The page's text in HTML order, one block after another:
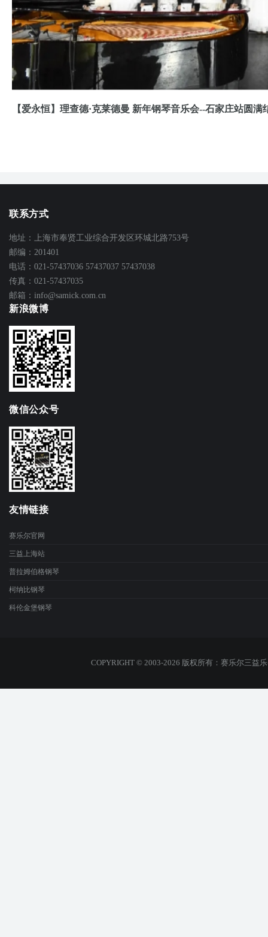
【爱永恒】理查德·克莱德曼 新年钢琴音乐会--石家庄站圆
联系方式
地址：上海市奉贤工业综合开发区环城北路753号
邮编：201401
电话：021-57437036 57437037 57437038
传真：021-57437035
邮箱：info@samick.com.cn
新浪微博
微信公众号
友情链接
赛乐尔官网
三益上海站
普拉姆伯格钢琴
柯纳比钢琴
科伦金堡钢琴
COPYRIGHT © 2003-2026 版权所有：赛乐尔三益